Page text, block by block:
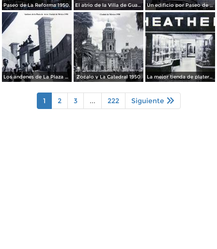
Paseo de La Reforma 1950. El atrio de la Villa de Guadalupe 1950. Un edificio por Paseo de La Reforma 1950
Los andenes de La Plaza de toros Ciudad de México 1950 Zocalo y La Catedral 1950 La mejor tienda de plateria.
1 2 3 ... 222 Siguiente